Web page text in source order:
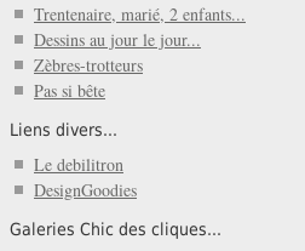
Trentenaire, marié, 2 enfants...
Dessins au jour le jour...
Zèbres-trotteurs
Pas si bête
Liens divers...
Le debilitron
DesignGoodies
Galeries Chic des cliques...